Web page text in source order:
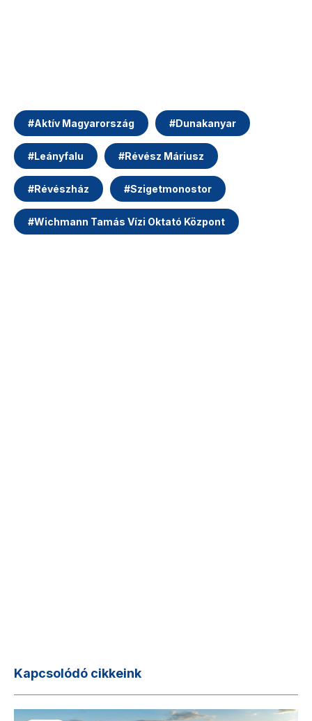
#Aktív Magyarország #Dunakanyar
#Leányfalu #Révész Máriusz
#Révészház #Szigetmonostor
#Wichmann Tamás Vízi Oktató Központ
Kapcsolódó cikkeink